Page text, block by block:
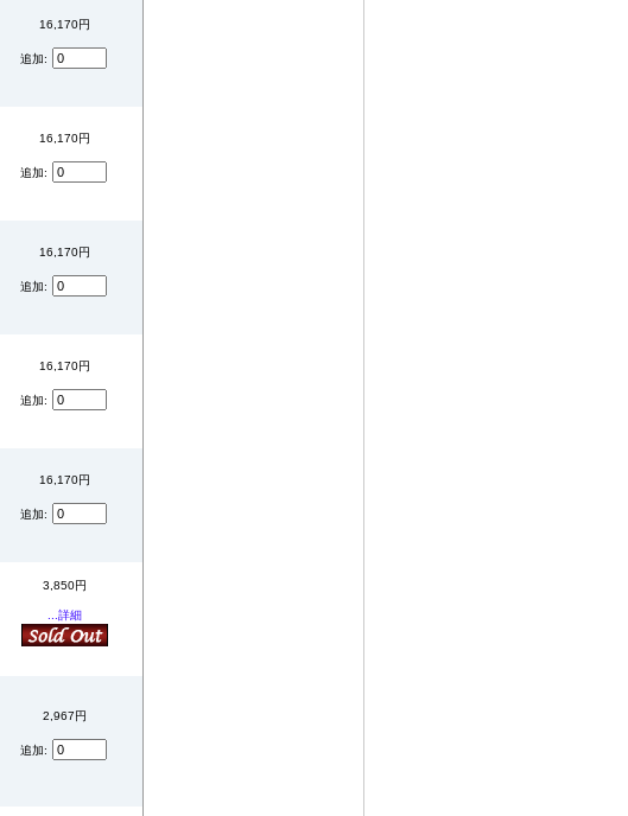
16,170円
追加:
16,170円
追加:
16,170円
追加:
16,170円
追加:
16,170円
追加:
3,850円
...詳細
2,967円
追加: